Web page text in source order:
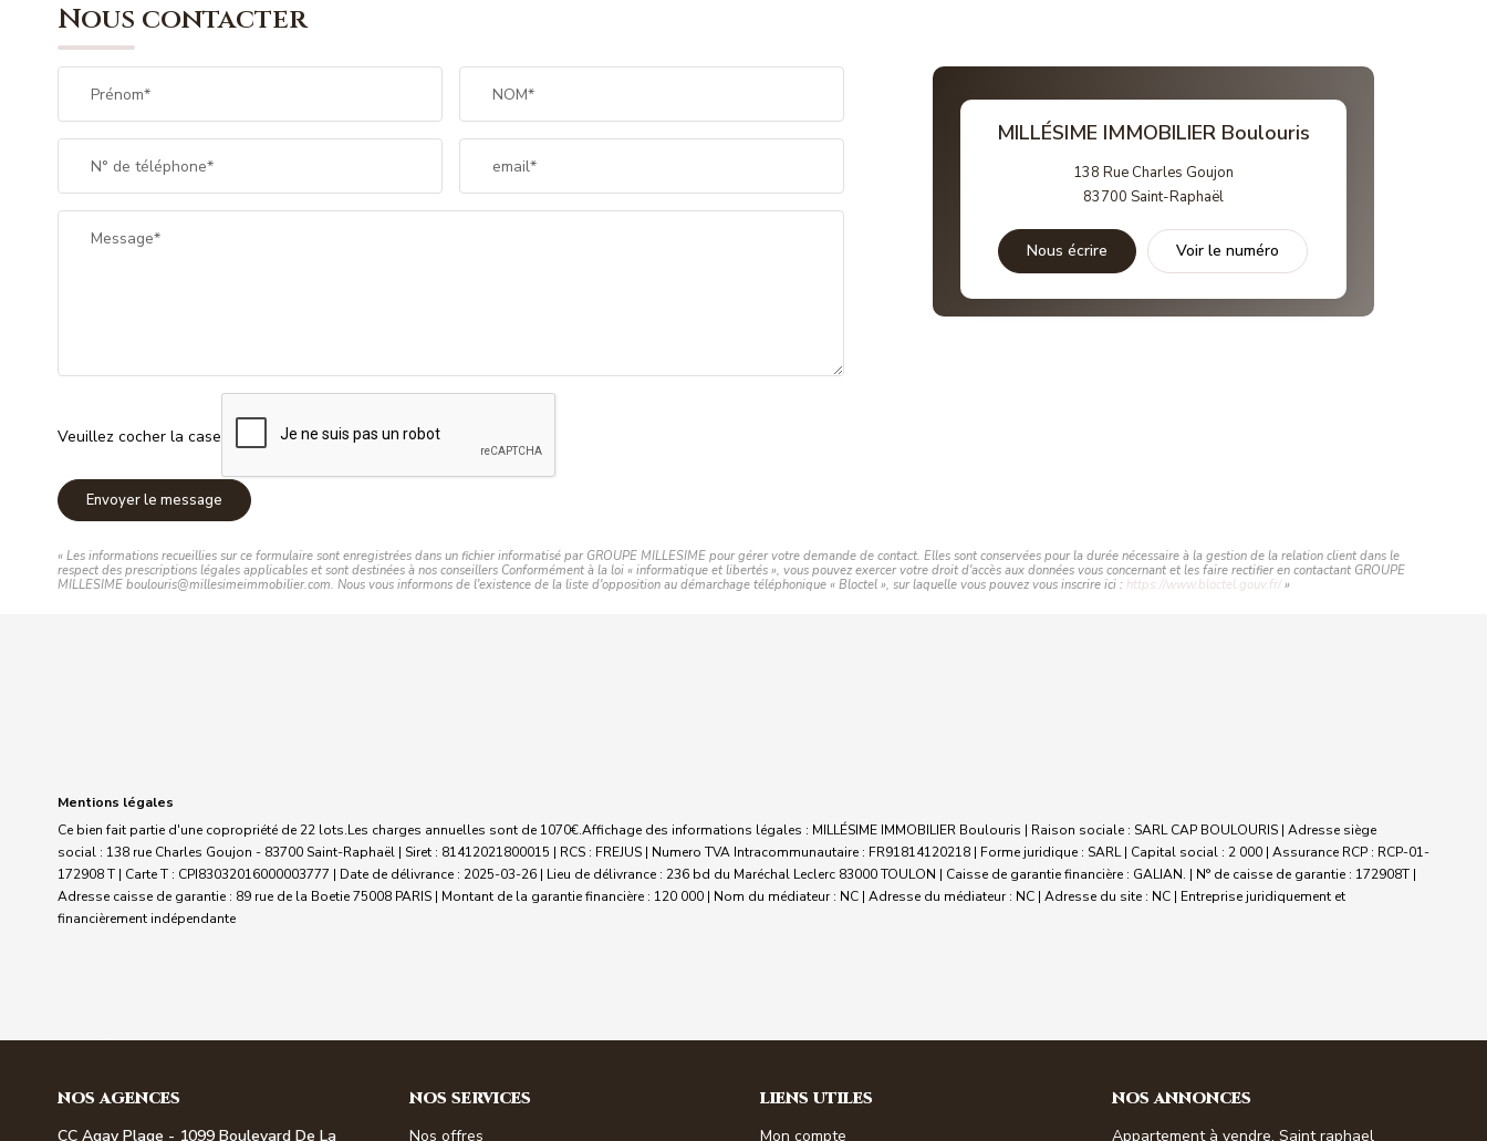
Nous contacter
Prénom* NOM*
N° de téléphone* email*
Message*
Veuillez cocher la case
Envoyer le message
MILLÉSIME IMMOBILIER Boulouris
138 Rue Charles Goujon
83700 Saint-Raphaël
Nous écrire Voir le numéro
« Les informations recueillies sur ce formulaire sont enregistrées dans un fichier informatisé par GROUPE MILLESIME pour gérer votre demande de contact. Elles sont conservées pour la durée nécessaire à la gestion de la relation client dans le
respect des prescriptions légales applicables et sont destinées à nos conseillers Conformément à la loi « informatique et libertés », vous pouvez exercer votre droit d'accès aux données vous concernant et les faire rectifier en contactant GROUPE
MILLESIME boulouris@millesimeimmobilier.com. Nous vous informons de l'existence de la liste d'opposition au démarchage téléphonique « Bloctel », sur laquelle vous pouvez vous inscrire ici : https://www.bloctel.gouv.fr/»
Mentions légales
Ce bien fait partie d'une copropriété de 22 lots.Les charges annuelles sont de 1070€.Affichage des informations légales : MILLÉSIME IMMOBILIER Boulouris | Raison sociale : SARL CAP BOULOURIS | Adresse siège
social : 138 rue Charles Goujon - 83700 Saint-Raphaël | Siret : 81412021800015 | RCS : FREJUS | Numero TVA Intracommunautaire : FR91814120218 | Forme juridique : SARL | Capital social : 2 000 | Assurance RCP : RCP-01-
172908 T | Carte T : CPI83032016000003777 | Date de délivrance : 2025-03-26 | Lieu de délivrance : 236 bd du Maréchal Leclerc 83000 TOULON | Caisse de garantie financière : GALIAN. | N° de caisse de garantie : 172908T |
Adresse caisse de garantie : 89 rue de la Boetie 75008 PARIS | Montant de la garantie financière : 120 000 | Nom du médiateur : NC | Adresse du médiateur : NC | Adresse du site : NC | Entreprise juridiquement et
financièrement indépendante
NOS AGENCES
CC Agay Plage - 1099 Boulevard De La
NOS SERVICES
Nos offres
LIENS UTILES
Mon compte
NOS ANNONCES
Appartement à vendre, Saint raphael